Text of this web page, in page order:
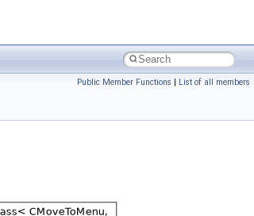
Public Member Functions | List of all members